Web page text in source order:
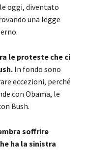
oggi, diventato
una legge
le proteste che ci
In fondo sono
eccezioni, perché
con Obama, le
Bush.
soffrire
ha la sinistra